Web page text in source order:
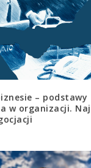
– podstawy
w organizacji.